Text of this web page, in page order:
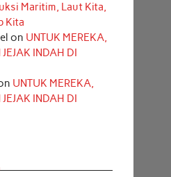
Maritim, Laut Kita,
Kita
on UNTUK MEREKA,
INDAH DI
UNTUK MEREKA,
INDAH DI